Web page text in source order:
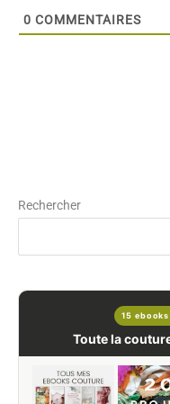
0 COMMENTAIRES
Rechercher
15
Toute la